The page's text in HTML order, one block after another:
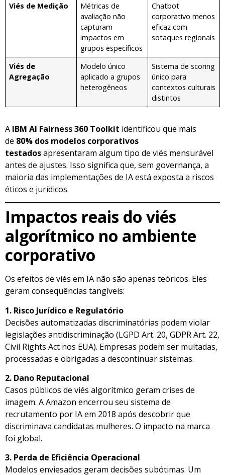
Viés de Medição
Métricas de
avaliação não
capturam
impactos em
grupos específicos
Chatbot
corporativo menos
eficaz com
sotaques regionais
Viés de
Agregação
Modelo único
aplicado a grupos
heterogêneos
Sistema de scoring
único para
contextos culturais
distintos
A IBM AI Fairness 360 Toolkit identificou que mais
de 80% dos modelos corporativos
testadosapresentaram algum tipo de viés mensurável
antes de ajustes. Isso significa que, sem governança, a
maioria das implementações de IA está exposta a riscos
éticos e jurídicos.
Impactos reais do viés
algorítmico no ambiente
corporativo
Os efeitos de viés em IA não são apenas teóricos. Eles
geram consequências tangíveis:
1. Risco Jurídico e Regulatório
Decisões automatizadas discriminatórias podem violar
legislações antidiscriminação (LGPD Art. 20, GDPR Art. 22,
Civil Rights Act nos EUA). Empresas podem ser multadas,
processadas e obrigadas a descontinuar sistemas.
2. Dano Reputacional
Casos públicos de viés algorítmico geram crises de
imagem. A Amazon encerrou seu sistema de
recrutamento por IA em 2018 após descobrir que
discriminava candidatas mulheres. O impacto na marca
foi global.
3. Perda de Eficiência Operacional
Modelos enviesados geram decisões subótimas. Um